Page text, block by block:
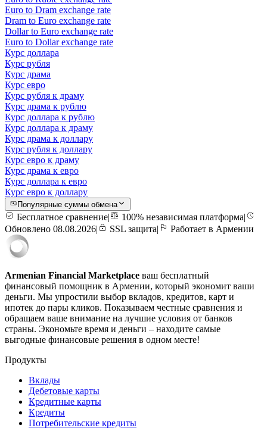
Euro to Dram exchange rate
Dram to Euro exchange rate
Dollar to Euro exchange rate
Euro to Dollar exchange rate
Курс доллара
Курс рубля
Курс драма
Курс евро
Курс рубля к драму
Курс драма к рублю
Курс доллара к рублю
Курс доллара к драму
Курс драма к доллару
Курс рубля к доллару
Курс евро к драму
Курс драма к евро
Курс доллара к евро
Курс евро к доллару
Популярные суммы обмена
Бесплатное сравнение| 100% независимая платформа|
Обновлено 08.08.2026| SSL защита| Работает в Армении
Armenian Financial Marketplace ваш бесплатный
финансовый помощник в Армении, который экономит ваши
деньги. Мы упростили выбор вкладов, кредитов, карт и
ипотек до пары кликов. Показываем честные сравнения и
обращаем ваше внимание на лучшие условия от банков
страны. Экономьте время и деньги – находите самые
выгодные финансовые решения в одном месте!
Продукты
Вклады
Дебетовые карты
Кредитные карты
Кредиты
Потребительские кредиты